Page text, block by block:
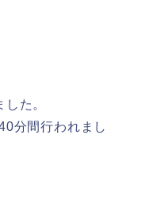
た。
分間行われまし